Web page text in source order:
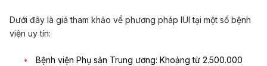
Dưới đây là giá tham khảo về phương pháp IUI tại một số bệnh
viện uy tín:
Bệnh viện Phụ sản Trung ương: Khoảng từ 2.500.000